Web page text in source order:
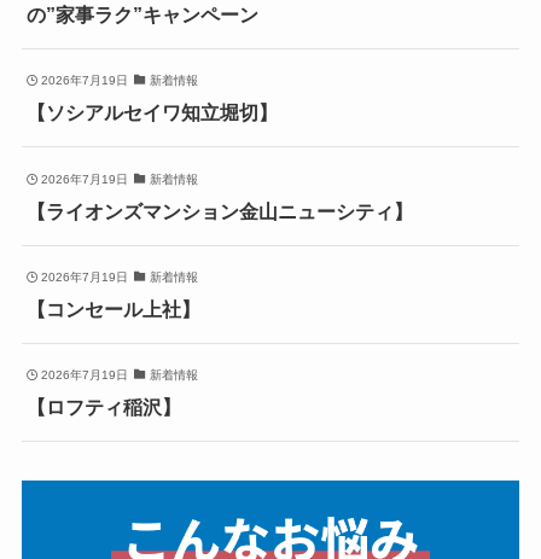
の”家事ラク”キャンペーン
2026年7月19日 新着情報
【ソシアルセイワ知立堀切】
2026年7月19日 新着情報
【ライオンズマンション金山ニューシティ】
2026年7月19日 新着情報
【コンセール上社】
2026年7月19日 新着情報
【ロフティ稲沢】